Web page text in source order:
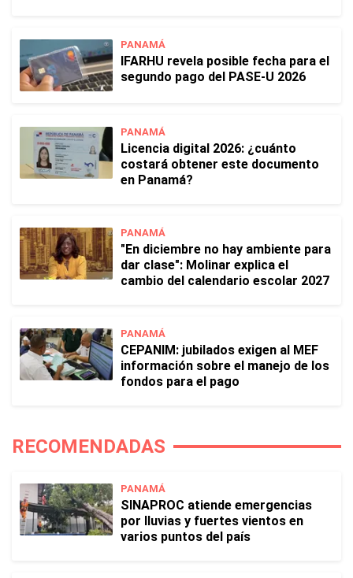
PANAMÁ
IFARHU revela posible fecha para el
segundo pago del PASE-U 2026
PANAMÁ
Licencia digital 2026: ¿cuánto
costará obtener este documento
en Panamá?
PANAMÁ
"En diciembre no hay ambiente para
dar clase": Molinar explica el
cambio del calendario escolar 2027
PANAMÁ
CEPANIM: jubilados exigen al MEF
información sobre el manejo de los
fondos para el pago
RECOMENDADAS
PANAMÁ
SINAPROC atiende emergencias
por lluvias y fuertes vientos en
varios puntos del país